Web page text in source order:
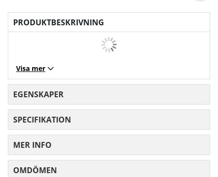
PRODUKTBESKRIVNING
Visa mer
EGENSKAPER
SPECIFIKATION
MER INFO
OMDÖMEN